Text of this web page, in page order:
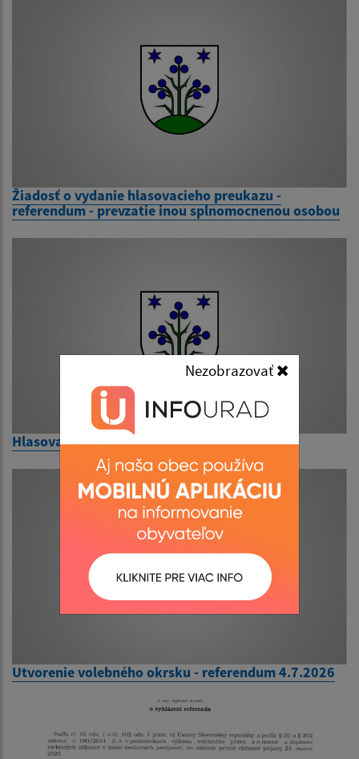
Žiadosť o vydanie hlasovacieho preukazu -
referendum - prevzatie inou splnomocnenou osobou
Hlasovací preukaz - referendum - informácie
Utvorenie volebného okrsku - referendum 4.7.2026
Nezobrazovať